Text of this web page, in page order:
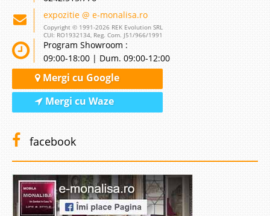
expozitie @ e-monalisa.ro
Copyright © 1991-2026 REK Evolution SRL
CUI: RO1932134, Reg. Com. J51/966/1991
Program Showroom :
09:00-18:00 | Dum. 09:00-12:00
Mergi cu Google
Mergi cu Waze
facebook